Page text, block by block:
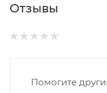
Отзывы
Помогите